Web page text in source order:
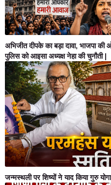
अभिजीत दीपके का बड़ा दावा, भाजपा
पुलिस को आइसा अध्यक्ष नेहा की चुनौती |
जन्मस्थली पर शिष्यों ने याद किया गुरु